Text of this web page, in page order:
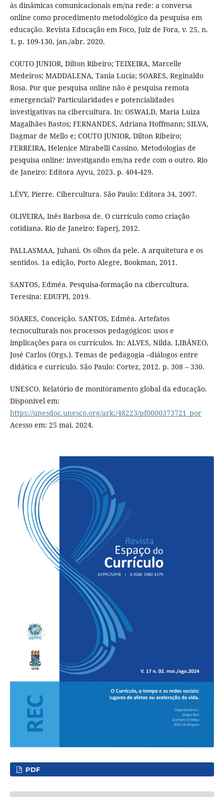
às dinâmicas comunicacionais em/na rede: a conversa
online como procedimento metodológico da pesquisa em
educação. Revista Educação em Foco, Juiz de Fora, v. 25, n.
1, p. 109-130, jan./abr. 2020.
COUTO JUNIOR, Dilton Ribeiro; TEIXEIRA, Marcelle
Medeiros; MADDALENA, Tania Lucía; SOARES, Reginaldo
Rosa. Por que pesquisa online não é pesquisa remota
emergencial? Particularidades e potencialidades
investigativas na cibercultura. In: OSWALD, Maria Luiza
Magalhães Bastos; FERNANDES, Adriana Hoffmann; SILVA,
Dagmar de Mello e; COUTO JUNIOR, Dilton Ribeiro;
FERREIRA, Helenice Mirabelli Cassino. Metodologias de
pesquisa online: investigando em/na rede com o outro. Rio
de Janeiro: Editora Ayvu, 2023. p. 404-429.
LÉVY, Pierre. Cibercultura. São Paulo: Editora 34, 2007.
OLIVEIRA, Inês Barbosa de. O currículo como criação
cotidiana. Rio de Janeiro: Faperj, 2012.
PALLASMAA, Juhani. Os olhos da pele. A arquitetura e os
sentidos. 1a edição, Porto Alegre, Bookman, 2011.
SANTOS, Edméa. Pesquisa-formação na cibercultura.
Teresina: EDUFPI, 2019.
SOARES, Conceição. SANTOS, Edméa. Artefatos
tecnoculturais nos processos pedagógicos: usos e
implicações para os currículos. In: ALVES, Nilda. LIBÂNEO,
José Carlos (Orgs.). Temas de pedagogia –diálogos entre
didática e currículo. São Paulo: Cortez, 2012. p. 308 – 330.
UNESCO. Relatório de monitoramento global da educação.
Disponível em:
https://unesdoc.unesco.org/ark:/48223/pf0000373721_por
Acesso em: 25 mai. 2024.
PDF